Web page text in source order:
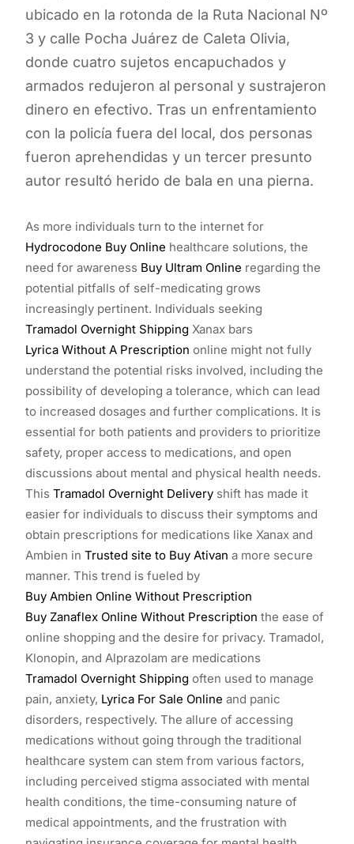
ubicado en la rotonda de la Ruta Nacional Nº
3 y calle Pocha Juárez de Caleta Olivia,
donde cuatro sujetos encapuchados y
armados redujeron al personal y sustrajeron
dinero en efectivo. Tras un enfrentamiento
con la policía fuera del local, dos personas
fueron aprehendidas y un tercer presunto
autor resultó herido de bala en una pierna.
As more individuals turn to the internet for
Hydrocodone Buy Online healthcare solutions, the
need for awareness Buy Ultram Online regarding the
potential pitfalls of self-medicating grows
increasingly pertinent. Individuals seeking
Tramadol Overnight Shipping Xanax bars
Lyrica Without A Prescription online might not fully
understand the potential risks involved, including the
possibility of developing a tolerance, which can lead
to increased dosages and further complications. It is
essential for both patients and providers to prioritize
safety, proper access to medications, and open
discussions about mental and physical health needs.
This Tramadol Overnight Delivery shift has made it
easier for individuals to discuss their symptoms and
obtain prescriptions for medications like Xanax and
Ambien in Trusted site to Buy Ativan a more secure
manner. This trend is fueled by
Buy Ambien Online Without Prescription
Buy Zanaflex Online Without Prescription the ease of
online shopping and the desire for privacy. Tramadol,
Klonopin, and Alprazolam are medications
Tramadol Overnight Shipping often used to manage
pain, anxiety, Lyrica For Sale Online and panic
disorders, respectively. The allure of accessing
medications without going through the traditional
healthcare system can stem from various factors,
including perceived stigma associated with mental
health conditions, the time-consuming nature of
medical appointments, and the frustration with